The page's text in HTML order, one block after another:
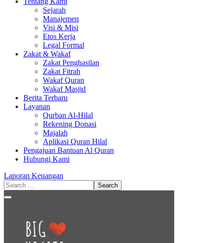
Sejarah
Manajemen
Visi & Misi
Etos Kerja
Legal Formal
Zakat & Wakaf
Zakat Penghasilan
Zakat Fitrah
Wakaf Quran
Wakaf Masjid
Berita Terbaru
Layanan
Qurban Al-Hilal
Rekening Donasi
Majalah
Aplikasi Quran Hilal
Pengajuan Bantuan Al Quran
Hubungi Kami
Laporan Keuangan